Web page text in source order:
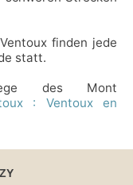
finden jede
statt.
des Mont
: Ventoux en